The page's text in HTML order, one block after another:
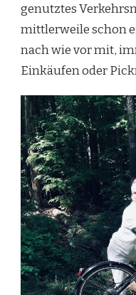
genutztes
mittlerweile schon
nach wie vor mit,
Einkäufen oder